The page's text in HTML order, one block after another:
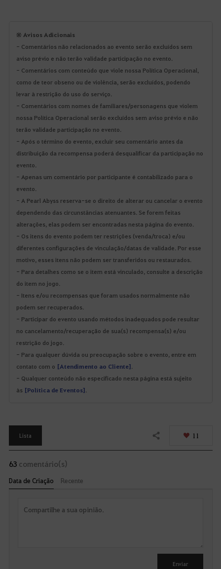
※ Avisos Adicionais
- Comentários não relacionados ao evento serão excluídos sem
aviso prévio e não terão validade participação no evento.
- Comentários com conteúdo que viole nossa Política Operacional,
como de teor obseno ou de violência, serão excluídos, podendo
levar à restrição do uso do serviço.
- Comentários com nomes de familiares/personagens que violem
nossa Política Operacional serão excluídos sem aviso prévio e não
terão validade participação no evento.
- Após o término do evento, excluir seu comentário antes da
distribuição da recompensa poderá desqualificar da participação no
evento.
- Apenas um comentário por participante é contabilizado para o
evento.
- A Pearl Abyss reserva-se o direito de alterar ou cancelar o evento
dependendo das circunstâncias atenuantes. Se forem feitas
alterações, elas podem ser encontradas nesta página do evento.
- Os itens do evento podem ter restrições (venda/troca) e/ou
diferentes configurações de vinculação/datas de validade. Por esse
motivo, esses itens não podem ser transferidos ou restaurados.
- Para detalhes como se o item está vinculado, consulte a descrição
do item no jogo.
- Itens e/ou recompensas que foram usados normalmente não
podem ser recuperados.
- Participar do evento usando métodos inadequados pode resultar
no cancelamento/recuperação de sua(s) recompensa(s) e/ou
restrição do jogo.
- Para qualquer dúvida ou preocupação sobre o evento, entre em
contato com o [Atendimento ao Cliente]
- Qualquer conteúdo não especificado nesta página está sujeito
às [Política de Eventos]
Lista Compartilhar 11
63comentário(s)
Data de Criação Recente
Enviar